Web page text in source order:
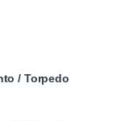
/ Torpedo